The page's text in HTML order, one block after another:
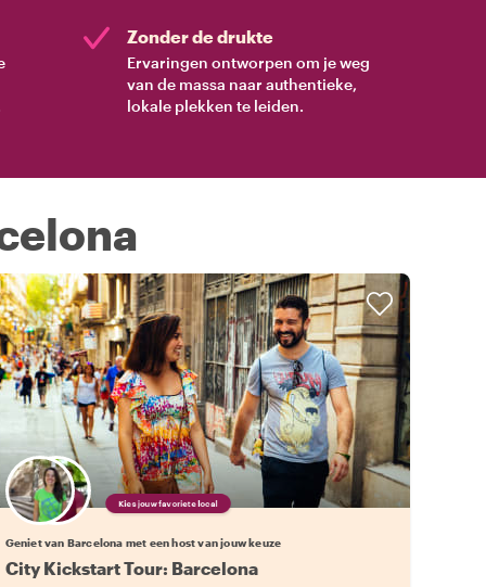
Zonder de drukte
Ervaringen ontworpen om je weg
van de massa naar authentieke,
lokale plekken te leiden.
Kies jouw favoriete local
Geniet van Barcelona met een host van jouw keuze
City Kickstart Tour: Barcelona